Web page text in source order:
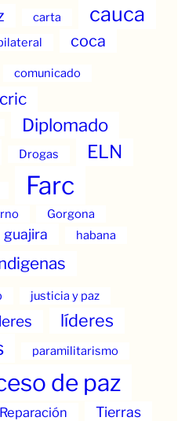
carta cauca
coca
comunicado
cric
Diplomado
Drogas ELN
Farc
Gorgona
guajira habana
justicia y paz
líderes
paramilitarismo
de paz
Reparación
Tierras